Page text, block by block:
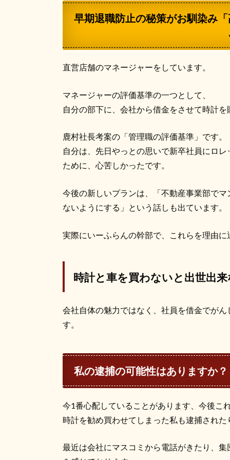
早期退職防止の秘策がお馴染み
直営店舗のマネージャーをしています。
マネージャーの評価基準の一つとして、
自分の部下に、会社から借金をさせて時計
鹿村社長考案の「管理職の評価基準」です。
自分は、先日やっとの思いで新卒社員にロ
ために、心苦しかったです。
今後の新しいプランは、「不動産事業部で
ないようにする」という話しも出ています。
実際にいーふらんの幹部で、これらを理由
時計と車を買わないと出世出
会社自体の魅力ではなく、社員を借金でが
す。
私の逮捕の可能性はありますか？
今1番心配していることがあります、今後こ
時計を勧め買わせてしまった私も逮捕され
最近は会社にマスコミから電話がきたり、